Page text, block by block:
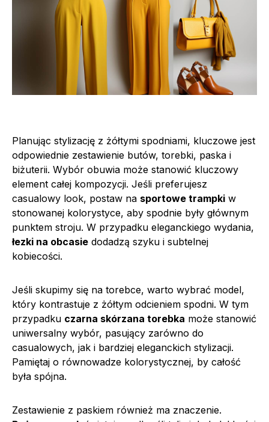
Planując stylizację z żółtymi spodniami, kluczowe jest
odpowiednie zestawienie butów, torebki, paska i
biżuterii. Wybór obuwia może stanowić kluczowy
element całej kompozycji. Jeśli preferujesz
casualowy look, postaw na sportowe trampki w
stonowanej kolorystyce, aby spodnie były głównym
punktem stroju. W przypadku eleganckiego wydania,
łezki na obcasie dodadzą szyku i subtelnej
kobiecości.
Jeśli skupimy się na torebce, warto wybrać model,
który kontrastuje z żółtym odcieniem spodni. W tym
przypadku czarna skórzana torebka może stanowić
uniwersalny wybór, pasujący zarówno do
casualowych, jak i bardziej eleganckich stylizacji.
Pamiętaj o równowadze kolorystycznej, by całość
była spójna.
Zestawienie z paskiem również ma znaczenie.